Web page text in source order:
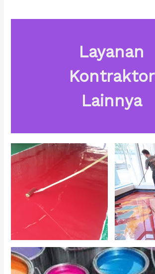
Layanan
Kontraktor
Lainnya